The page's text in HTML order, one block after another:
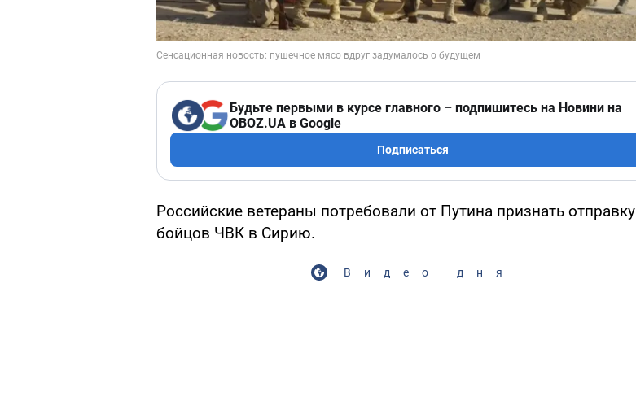
Будьте первыми в курсе главного – подпишитесь на Новини на
OBOZ.UA в Google
Подписаться
Российские ветераны потребовали от Путина признать отправку
бойцов ЧВК в Сирию.
Видео дня